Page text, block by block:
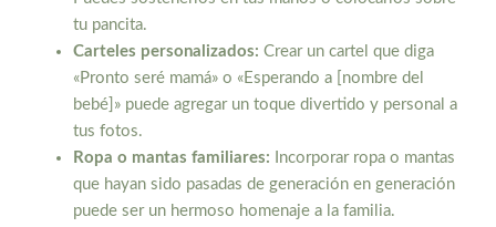
tu pancita.
Carteles personalizados: Crear un cartel que diga
«Pronto seré mamá» o «Esperando a [nombre del
bebé]» puede agregar un toque divertido y personal a
tus fotos.
Ropa o mantas familiares: Incorporar ropa o mantas
que hayan sido pasadas de generación en generación
puede ser un hermoso homenaje a la familia.